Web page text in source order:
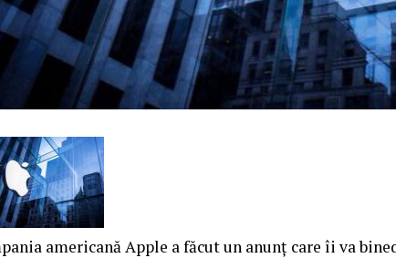
americană Apple a făcut un anunț care îi va